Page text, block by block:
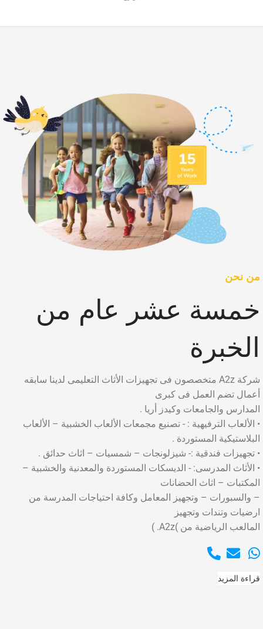
من نحن
خمسة عشر عام من
الخبرة
شركة A2z متخصصون فى تجهيزات الأثاث التعليمى لدينا سابقه
أعمال تضم العمل فى كبرى
المدارس والجامعات وكيدز أريا .
• الألعاب الترفيهية : - تصنيع مجمعات الألعاب الخشبية – الألعاب
البلاستيكية المستوردة .
• تجهيزات فندقية :- شيزلونجات – شمسيات – اثاث حدائق .
• الأثاث المدرسى: - الديسكات المستوردة والمعدنية والخشبية –
المكتبات – اثاث الحضانات
– والسبورات – وتجهيز المعامل وكافة احتياجات المدرسة من
ارضيات وتندات وتجهيز
المالعب الرياضية من )A2z. )
قراءة المزيد